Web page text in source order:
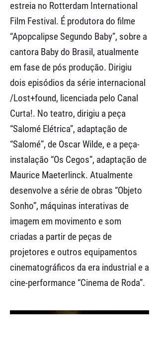
estreia no Rotterdam International
Film Festival. É produtora do filme
“Apopcalipse Segundo Baby”, sobre a
cantora Baby do Brasil, atualmente
em fase de pós produção. Dirigiu
dois episódios da série internacional
/Lost+found, licenciada pelo Canal
Curta!. No teatro, dirigiu a peça
“Salomé Elétrica”, adaptação de
“Salomé”, de Oscar Wilde, e a peça-
instalação “Os Cegos”, adaptação de
Maurice Maeterlinck. Atualmente
desenvolve a série de obras “Objeto
Sonho”, máquinas interativas de
imagem em movimento e som
criadas a partir de peças de
projetores e outros equipamentos
cinematográficos da era industrial e a
cine-performance “Cinema de Roda”.